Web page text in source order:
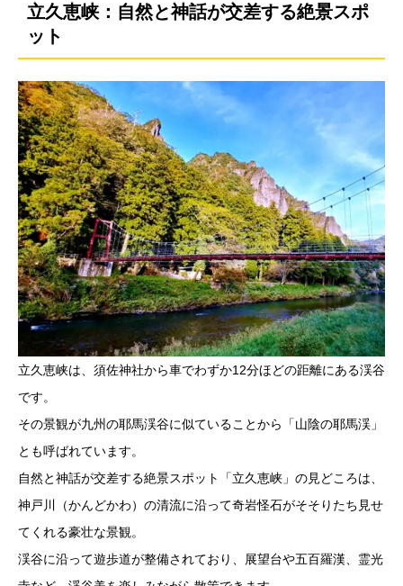
立久恵峡：自然と神話が交差する絶景スポ
ット
立久恵峡は、須佐神社から車でわずか12分ほどの距離にある渓谷
です。
その景観が九州の耶馬渓谷に似ていることから「山陰の耶馬渓」
とも呼ばれています。
自然と神話が交差する絶景スポット「立久恵峡」の見どころは、
神戸川（かんどかわ）の清流に沿って奇岩怪石がそそりたち見せ
てくれる豪壮な景観。
渓谷に沿って遊歩道が整備されており、展望台や五百羅漢、霊光